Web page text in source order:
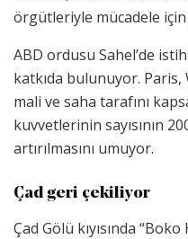
örgütleriyle mücadele
ABD ordusu Sahel’de
katkıda bulunuyor.
mali ve saha tarafını
kuvvetlerinin sayısının
artırılmasını umuyor.
Çad geri çekiliyor
Çad Gölü kıyısında